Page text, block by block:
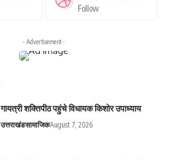
Follow
- Advertisement -
गायत्री शक्तिपीठ पहुंचे विधायक किशोर उपाध्याय
उत्तराखंडसामाजिकAugust 7, 2026